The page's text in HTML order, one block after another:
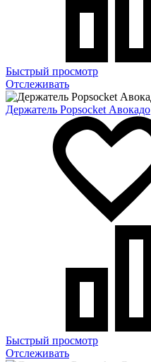
Быстрый просмотр
Отслеживать
Держатель Popsocket Авокадо
Быстрый просмотр
Отслеживать